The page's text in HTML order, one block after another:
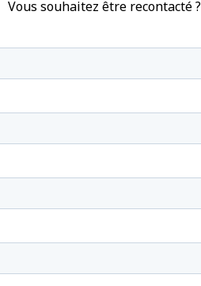
Vous souhaitez être recontacté ?